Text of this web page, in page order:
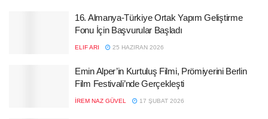
16. Almanya-Türkiye Ortak Yapım Geliştirme
Fonu İçin Başvurular Başladı
ELIF ARI 25 HAZIRAN 2026
Emin Alper’in Kurtuluş Filmi, Prömiyerini Berlin
Film Festivali’nde Gerçekleşti
İREM NAZ GÜVEL 17 ŞUBAT 2026